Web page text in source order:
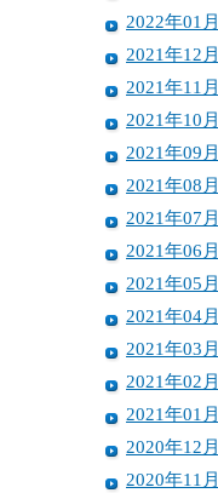
2022年01月
2021年12月
2021年11月
2021年10月
2021年09月
2021年08月
2021年07月
2021年06月
2021年05月
2021年04月
2021年03月
2021年02月
2021年01月
2020年12月
2020年11月